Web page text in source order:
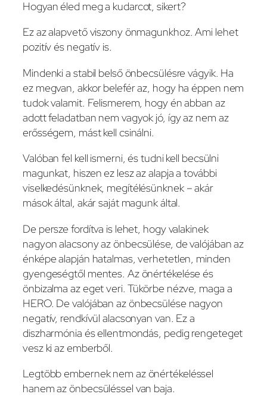
Hogyan éled meg a kudarcot, sikert?
Ez az alapvető viszony önmagunkhoz. Ami lehet
pozitív és negatív is.
Mindenki a stabil belső önbecsülésre vágyik. Ha
ez megvan, akkor belefér az, hogy ha éppen nem
tudok valamit. Felismerem, hogy én abban az
adott feladatban nem vagyok jó, így az nem az
erősségem, mást kell csinálni.
Valóban fel kell ismerni, és tudni kell becsülni
magunkat, hiszen ez lesz az alapja a további
viselkedésünknek, megítélésünknek – akár
mások által, akár saját magunk által.
De persze fordítva is lehet, hogy valakinek
nagyon alacsony az önbecsülése, de valójában az
énképe alapján hatalmas, verhetetlen, minden
gyengeségtől mentes. Az önértékelése és
önbizalma az eget veri. Tükörbe nézve, maga a
HERO. De valójában az önbecsülése nagyon
negatív, rendkívül alacsonyan van. Ez a
diszharmónia és ellentmondás, pedig rengeteget
vesz ki az emberből.
Legtöbb embernek nem az önértékeléssel
hanem az önbecsüléssel van baja.